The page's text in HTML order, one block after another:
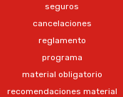
seguros
cancelaciones
reglamento
programa
material obligatorio
recomendaciones material